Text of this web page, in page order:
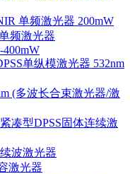
单频激光器 200mW
频激光器
400mW
单纵模激光器 532nm
(多波长合束激光器/激
凑型DPSS固体连续激
波激光器
激光器